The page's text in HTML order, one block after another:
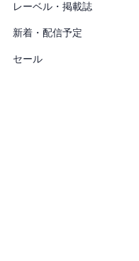
レーベル・掲載誌
新着・配信予定
セール